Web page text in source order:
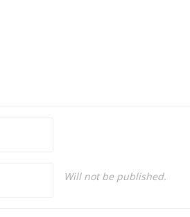
Will not be published.